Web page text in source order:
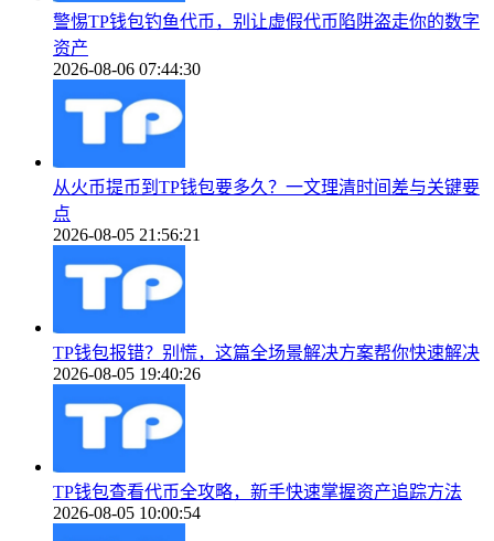
警惕TP钱包钓鱼代币，别让虚假代币陷阱盗走你的数字
资产
2026-08-06 07:44:30
从火币提币到TP钱包要多久？一文理清时间差与关键要
点
2026-08-05 21:56:21
TP钱包报错？别慌，这篇全场景解决方案帮你快速解决
2026-08-05 19:40:26
TP钱包查看代币全攻略，新手快速掌握资产追踪方法
2026-08-05 10:00:54